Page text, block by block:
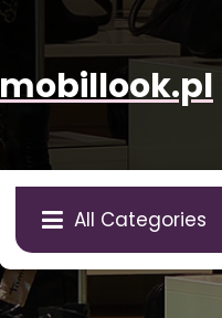
mobillook.pl
All Categories